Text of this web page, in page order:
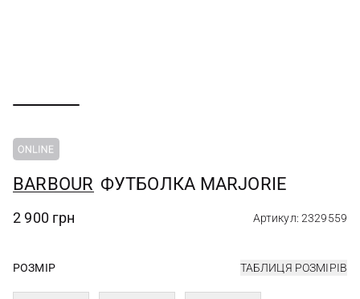
BARBOUR ФУТБОЛКА MARJORIE
2 900 грн Артикул: 2329559
РОЗМІР ТАБЛИЦЯ РОЗМІРІВ